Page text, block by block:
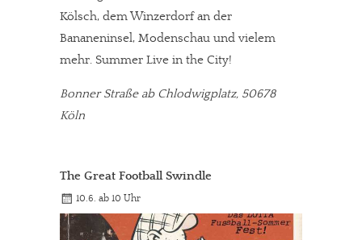
Kölsch, dem Winzerdorf an der
Bananeninsel, Modenschau und vielem
mehr. Summer Live in the City!
Bonner Straße ab Chlodwigplatz, 50678
Köln
The Great Football Swindle
10.6. ab 10 Uhr